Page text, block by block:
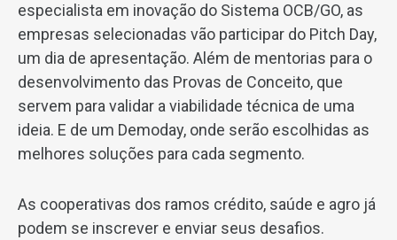
especialista em inovação do Sistema OCB/GO, as
empresas selecionadas vão participar do Pitch Day,
um dia de apresentação. Além de mentorias para o
desenvolvimento das Provas de Conceito, que
servem para validar a viabilidade técnica de uma
ideia. E de um Demoday, onde serão escolhidas as
melhores soluções para cada segmento.
As cooperativas dos ramos crédito, saúde e agro já
podem se inscrever e enviar seus desafios.